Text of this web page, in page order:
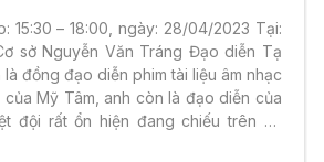
15:30 – 18:00, ngày: 28/04/2023 Tại:
sở Nguyễn Văn Tráng Đạo diễn Tạ
đồng đạo diễn phim tài liệu âm nhạc
Mỹ Tâm, anh còn là đạo diễn của
đội rất ổn hiện đang chiếu trên hệ